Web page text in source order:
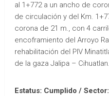
al 1+772 a un ancho de
de circulación y del Km.
corona de 21 m., con 4
encoframiento del Arroyo
rehabilitación del PIV
de la gaza Jalipa – Cihuatlan.
Estatus: Cumplido /